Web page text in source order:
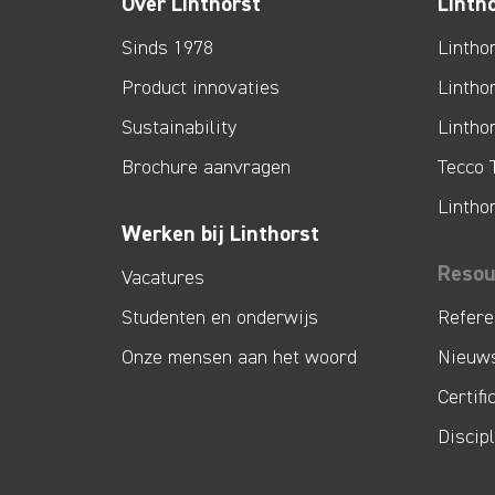
Sinds 1978
Product innovaties
Sustainability
Brochure aanvragen
Werken bij Linthorst
Vacatures
Studenten en onderwijs
Onze mensen aan het woord
Tecco